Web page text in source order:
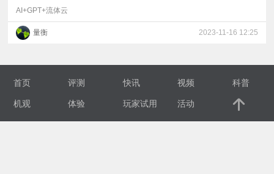
普
专
AI+GPT+流体云
量衡 2023-11-16 12:25
首页 评测 快讯 视频 科普
机观 体验 玩家试用 活动